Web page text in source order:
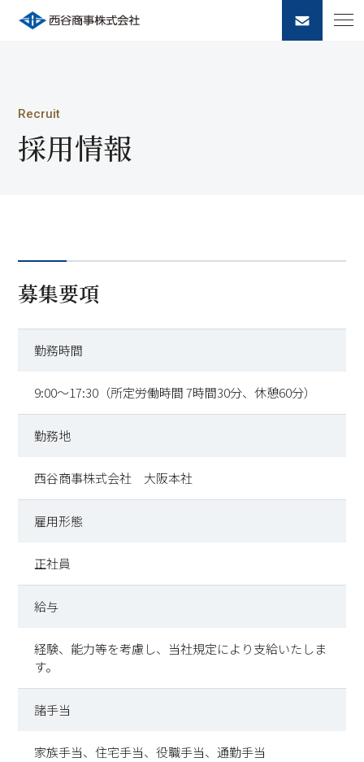
Recruit
採用情報
募集要項
勤務時間
9:00～17:30（所定労働時間 7時間30分、休憩60分）
勤務地
西谷商事株式会社 大阪本社
雇用形態
正社員
給与
経験、能力等を考慮し、当社規定により支給いたしま
す。
諸手当
家族手当、住宅手当、役職手当、通勤手当